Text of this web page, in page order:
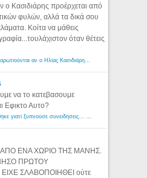
ο Κασιδιάρης προέρχεται από
φυλών, αλλά τα δικά σου
Κοίτα να μάθεις
όταν θέτεις
να το κατεβασουμε
Εφικτο Αυτο?
ΑΠΟ ΕΝΑ ΧΩΡΙΟ ΤΗΣ ΜΑΝΗΣ.
ΠΡΩΤΟΥ
ΣΛΑΒΟΠΟΙΗΘΕΙ ούτε